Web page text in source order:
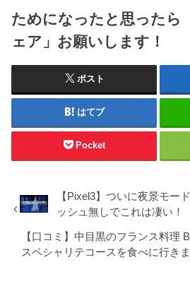
ためになったと思ったら
ェア」お願いします！
ポスト
はてブ
Pocket
【Pixel3】ついに夜景モー
ッシュ無しでこれは凄い！
【口コミ】中目黒のフランス料理
スペシャリテコースを食べに行き